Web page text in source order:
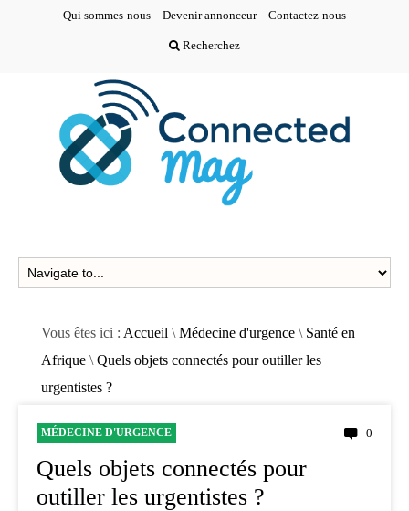
Qui sommes-nous Devenir annonceur Contactez-nous
Recherchez
Vous êtes ici : Accueil \ Médecine d'urgence \ Santé en
Afrique \ Quels objets connectés pour outiller les
urgentistes ?
MÉDECINE D'URGENCE 0
Quels objets connectés pour
outiller les urgentistes ?